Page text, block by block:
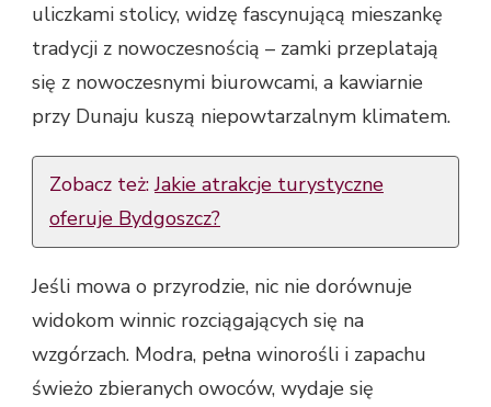
uliczkami stolicy, widzę fascynującą mieszankę
tradycji z nowoczesnością – zamki przeplatają
się z nowoczesnymi biurowcami, a kawiarnie
przy Dunaju kuszą niepowtarzalnym klimatem.
Zobacz też:Jakie atrakcje turystyczne
oferuje Bydgoszcz?
Jeśli mowa o przyrodzie, nic nie dorównuje
widokom winnic rozciągających się na
wzgórzach. Modra, pełna winorośli i zapachu
świeżo zbieranych owoców, wydaje się